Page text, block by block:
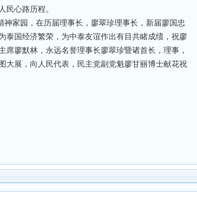
民心路历程。
神家园，在历届理事长，廖翠珍理事长，新届廖国忠
泰国经济繁荣，为中泰友谊作出有目共睹成绩，祝廖
席廖默林，永远名誉理事长廖翠珍暨诸首长，理事，
大展，向人民代表，民主党副党魁廖甘丽博士献花祝